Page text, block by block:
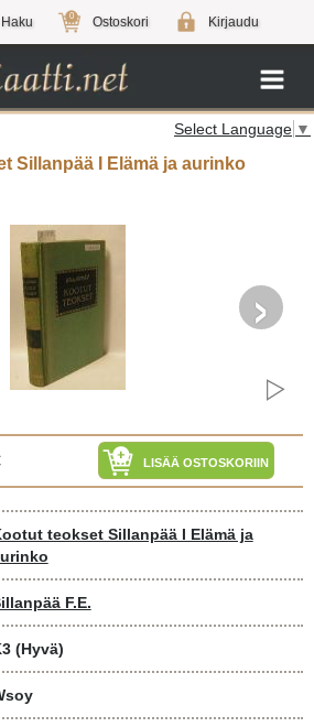
Haku 0 Ostoskori Kirjaudu
Select Language ▼
Sillanpää I Elämä ja aurinko
›
LISÄÄ OSTOSKORIIN
teokset Sillanpää I Elämä ja
F.E.
(Hyvä)